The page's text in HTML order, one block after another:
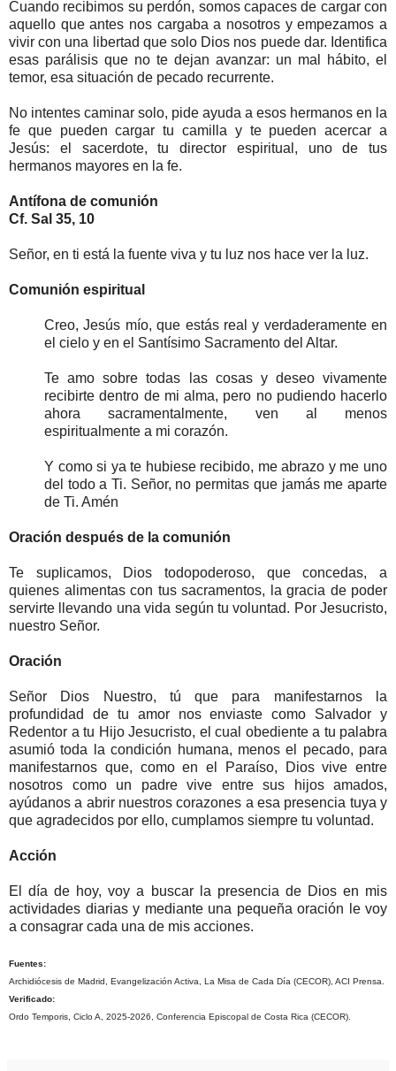
Cuando recibimos su perdón, somos capaces de cargar con
aquello que antes nos cargaba a nosotros y empezamos a
vivir con una libertad que solo Dios nos puede dar. Identifica
esas parálisis que no te dejan avanzar: un mal hábito, el
temor, esa situación de pecado recurrente.
No intentes caminar solo, pide ayuda a esos hermanos en la
fe que pueden cargar tu camilla y te pueden acercar a
Jesús: el sacerdote, tu director espiritual, uno de tus
hermanos mayores en la fe.
Antífona de comunión
Cf. Sal 35, 10
Señor, en ti está la fuente viva y tu luz nos hace ver la luz.
Comunión espiritual
Creo, Jesús mío, que estás real y verdaderamente en
el cielo y en el Santísimo Sacramento del Altar.
Te amo sobre todas las cosas y deseo vivamente
recibirte dentro de mi alma, pero no pudiendo hacerlo
ahora sacramentalmente, ven al menos
espiritualmente a mi corazón.
Y como si ya te hubiese recibido, me abrazo y me uno
del todo a Ti. Señor, no permitas que jamás me aparte
de Ti. Amén
Oración después de la comunión
Te suplicamos, Dios todopoderoso, que concedas, a
quienes alimentas con tus sacramentos, la gracia de poder
servirte llevando una vida según tu voluntad. Por Jesucristo,
nuestro Señor.
Oración
Señor Dios Nuestro, tú que para manifestarnos la
profundidad de tu amor nos enviaste como Salvador y
Redentor a tu Hijo Jesucristo, el cual obediente a tu palabra
asumió toda la condición humana, menos el pecado, para
manifestarnos que, como en el Paraíso, Dios vive entre
nosotros como un padre vive entre sus hijos amados,
ayúdanos a abrir nuestros corazones a esa presencia tuya y
que agradecidos por ello, cumplamos siempre tu voluntad.
Acción
El día de hoy, voy a buscar la presencia de Dios en mis
actividades diarias y mediante una pequeña oración le voy
a consagrar cada una de mis acciones.
Fuentes:
Archidiócesis de Madrid, Evangelización Activa, La Misa de Cada Día (CECOR), ACI Prensa.
Verificado:
Ordo Temporis, Ciclo A, 2025-2026, Conferencia Episcopal de Costa Rica (CECOR).